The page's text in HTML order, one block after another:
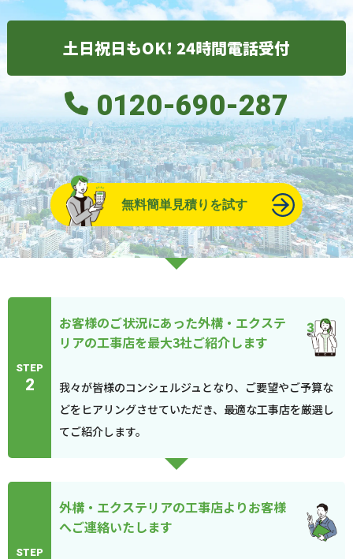
土日祝日もOK! 24時間電話受付
0120-690-287
無料簡単見積りを試す
STEP
2
お客様のご状況にあった外構・エクステ
リアの工事店を最大3社ご紹介します
我々が皆様のコンシェルジュとなり、ご要望やご予算な
どをヒアリングさせていただき、最適な工事店を厳選し
てご紹介します。
STEP
外構・エクステリアの工事店よりお客様
へご連絡いたします